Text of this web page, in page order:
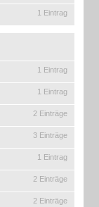
1 Eintrag
1 Eintrag
1 Eintrag
2 Einträge
3 Einträge
1 Eintrag
2 Einträge
2 Einträge